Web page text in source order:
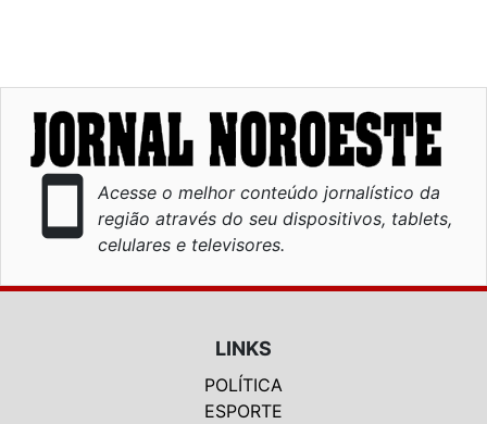
smartphone
Acesse o melhor conteúdo jornalístico da
região através do seu dispositivos, tablets,
celulares e televisores.
LINKS
POLÍTICA
ESPORTE